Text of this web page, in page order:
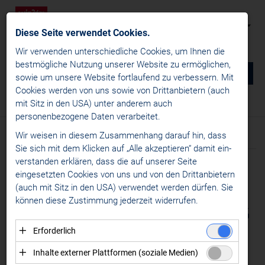
0 DE
NEWS
win2day ICE Hockey League
Specials
ICE Inside
ICE Business
Alps Hockey League
Womens Hockey Leagues
MEDIA
News / Specials / ICE Inside
Text
Meldung vom 10.03.2025
SCHALLMAUER
GEKNACKT: ERSTMALS
SEIT DER SAISON
2018/19 MEHR ALS
Diese Seite verwendet Cookies.
Wir verwenden unterschiedliche Cookies, um Ihnen die
best­mögliche Nutzung unserer Website zu ermöglichen,
sowie um unsere Website fortlaufend zu verbessern. Mit
Cookies werden von uns sowie von Drittanbietern (auch
mit Sitz in den USA) unter anderem auch
personenbezogene Daten verarbeitet.
Wir weisen in diesem Zusammenhang darauf hin, dass
Sie sich mit dem Klicken auf „Alle akzeptieren“ damit ein­
ver­standen erklären, dass die auf unserer Seite
eingesetzten Cookies von uns und von den Drittanbietern
(auch mit Sitz in den USA) verwendet werden dürfen. Sie
können diese Zustimmung jederzeit widerrufen.
Erforderlich
Essenzielle Cookies ermöglichen grundlegende
Funktionen und sind für die einwandfreie Funktion der
Inhalte externer Plattformen (soziale Medien)